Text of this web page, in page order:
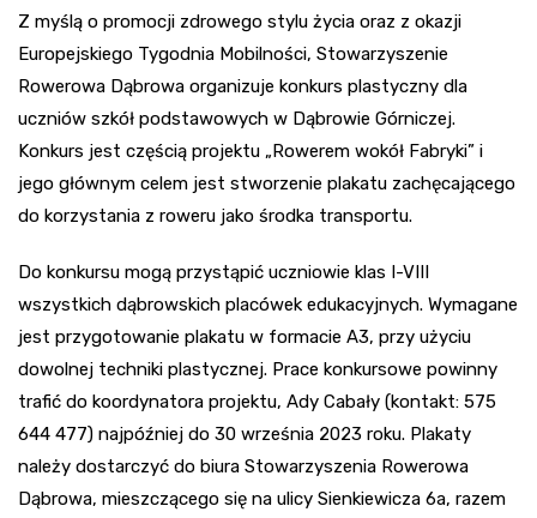
Z myślą o promocji zdrowego stylu życia oraz z okazji
Europejskiego Tygodnia Mobilności, Stowarzyszenie
Rowerowa Dąbrowa organizuje konkurs plastyczny dla
uczniów szkół podstawowych w Dąbrowie Górniczej.
Konkurs jest częścią projektu „Rowerem wokół Fabryki” i
jego głównym celem jest stworzenie plakatu zachęcającego
do korzystania z roweru jako środka transportu.
Do konkursu mogą przystąpić uczniowie klas I-VIII
wszystkich dąbrowskich placówek edukacyjnych. Wymagane
jest przygotowanie plakatu w formacie A3, przy użyciu
dowolnej techniki plastycznej. Prace konkursowe powinny
trafić do koordynatora projektu, Ady Cabały (kontakt: 575
644 477) najpóźniej do 30 września 2023 roku. Plakaty
należy dostarczyć do biura Stowarzyszenia Rowerowa
Dąbrowa, mieszczącego się na ulicy Sienkiewicza 6a, razem